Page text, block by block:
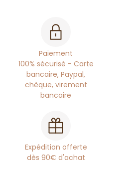
Paiement
100% sécurisé - Carte
bancaire, Paypal,
chèque, virement
bancaire
Expédition offerte
dès 90€ d'achat